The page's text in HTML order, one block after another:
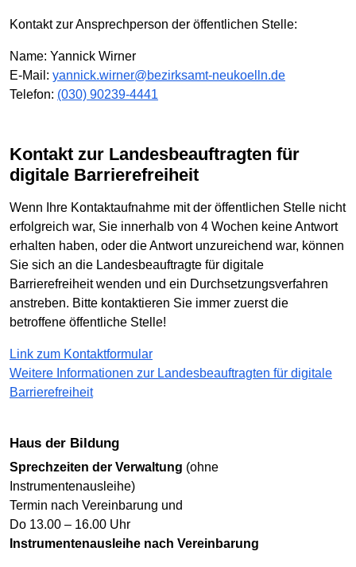
Kontakt zur Ansprechperson der öffentlichen Stelle:
Name: Yannick Wirner
E-Mail: yannick.wirner@bezirksamt-neukoelln.de
Telefon: (030) 90239-4441
Kontakt zur Landesbeauftragten für
digitale Barrierefreiheit
Wenn Ihre Kontaktaufnahme mit der öffentlichen Stelle nicht
erfolgreich war, Sie innerhalb von 4 Wochen keine Antwort
erhalten haben, oder die Antwort unzureichend war, können
Sie sich an die Landesbeauftragte für digitale
Barrierefreiheit wenden und ein Durchsetzungsverfahren
anstreben. Bitte kontaktieren Sie immer zuerst die
betroffene öffentliche Stelle!
Link zum Kontaktformular
Weitere Informationen zur Landesbeauftragten für digitale
Barrierefreiheit
Haus der Bildung
Sprechzeiten der Verwaltung (ohne
Instrumentenausleihe)
Termin nach Vereinbarung und
Do 13.00 – 16.00 Uhr
Instrumentenausleihe nach Vereinbarung